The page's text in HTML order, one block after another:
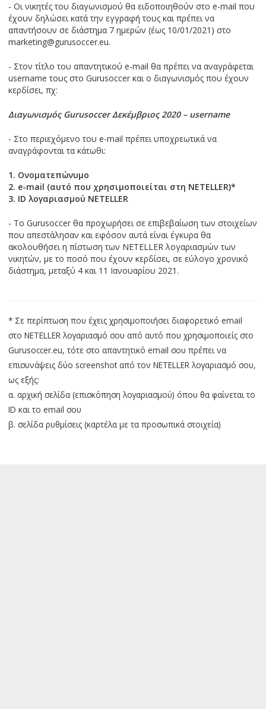
- Οι νικητές του διαγωνισμού θα ειδοποιηθούν στο e-mail που
έχουν δηλώσει κατά την εγγραφή τους και πρέπει να
απαντήσουν σε διάστημα 7 ημερών (έως 10/01/2021) στο
marketing@gurusoccer.eu.
- Στον τίτλο του απαντητικού e-mail θα πρέπει να αναγράφεται
username τους στο Gurusoccer και ο διαγωνισμός που έχουν
κερδίσει, πχ:
Διαγωνισμός Gurusoccer Δεκέμβριος 2020 – username
- Στο περιεχόμενο του e-mail πρέπει υποχρεωτικά να
αναγράφονται τα κάτωθι:
1. Ονοματεπώνυμo
2. e-mail (αυτό που χρησιμοποιείται στη NETELLER)*
3. ID λογαριασμού NETELLER
- To Gurusoccer θα προχωρήσει σε επιβεβαίωση των στοιχείων
που απεστάλησαν και εφόσον αυτά είναι έγκυρα θα
ακολουθήσει η πίστωση των NETELLER λογαριασμών των
νικητών, με το ποσό που έχουν κερδίσει, σε εύλογο χρονικό
διάστημα, μεταξύ 4 και 11 Ιανουαρίου 2021.
* Σε περίπτωση που έχεις χρησιμοποιήσει διαφορετικό email
στο NETELLER λογαριασμό σου από αυτό που χρησιμοποιείς στο
Gurusoccer.eu, τότε στο απαντητικό email σου πρέπει να
επισυνάψεις δύο screenshot από τον NETELLER λογαριασμό σου,
ως εξής:
α. αρχική σελίδα (επισκόπηση λογαριασμού) όπου θα φαίνεται το
ID και το email σου
β. σελίδα ρυθμίσεις (καρτέλα με τα προσωπικά στοιχεία)